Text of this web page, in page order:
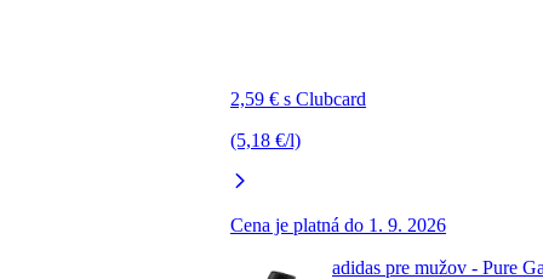
2,59 € s Clubcard
(5,18 €/l)
Cena je platná do 1. 9. 2026
adidas pre mužov - Pure